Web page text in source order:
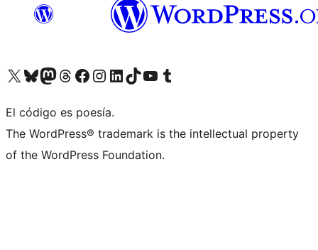
Visita nuestra cuenta de X (anteriormente Twitter)
Visita nuestra cuenta de Bluesky
Visita nuestra cuenta de Mastodon
Visita nuestra cuenta de Threads
Visita nuestra página de Facebook
Visita nuestra cuenta de Instagram
Visita nuestra cuenta de LinkedIn
Visita nuestra cuenta de TikTok
Visita nuestro canal de YouTube
Visita nuestra cuenta de Tumblr
El código es poesía.
The WordPress® trademark is the intellectual property
of the WordPress Foundation.